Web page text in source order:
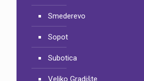
Smederevo
Sopot
Subotica
Veliko Gradište